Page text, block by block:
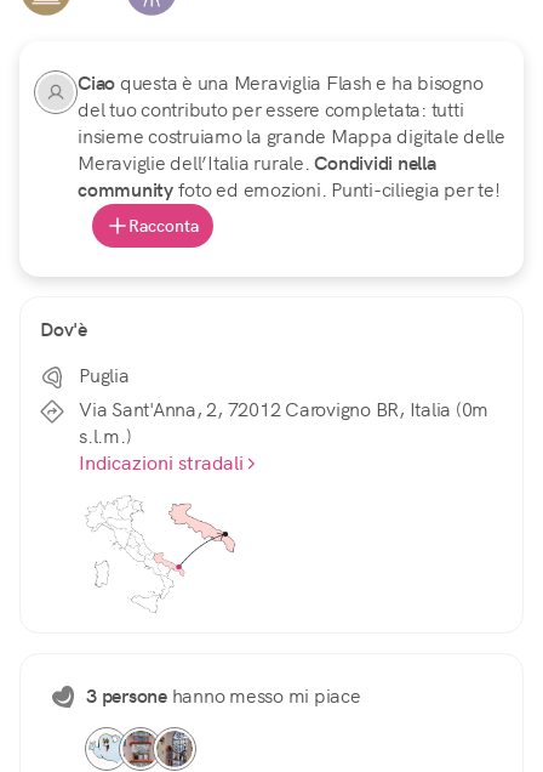
Ciao questa è una Meraviglia Flash e ha bisogno
del tuo contributo per essere completata: tutti
insieme costruiamo la grande Mappa digitale delle
Meraviglie dell’Italia rurale.Condividi nella
communityfoto ed emozioni. Punti-ciliegia per te!
Racconta
Dov'è
Puglia
Via Sant'Anna, 2, 72012 Carovigno BR, Italia (0m
s.l.m.)
Indicazioni stradali
3 personehanno messo mi piace